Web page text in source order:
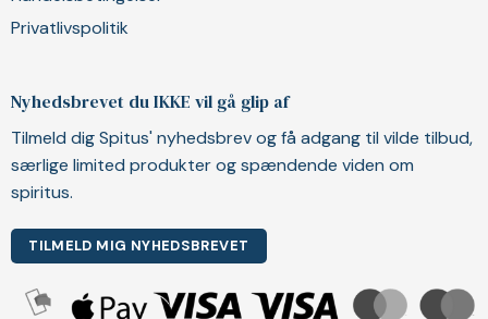
Privatlivspolitik
Nyhedsbrevet du IKKE vil gå glip af
Tilmeld dig Spitus' nyhedsbrev og få adgang til vilde tilbud,
særlige limited produkter og spændende viden om
spiritus.
TILMELD MIG NYHEDSBREVET